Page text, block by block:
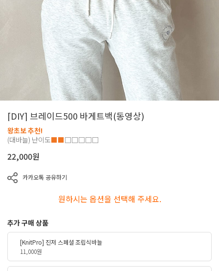
[DIY] 브레이드500 바게트백(동영상)
왕초보 추천!
(대바늘) 난이도■■□□□□□
22,000원
카카오톡 공유하기
원하시는 옵션을 선택해 주세요.
추가 구매 상품
[KnitPro] 진저 스페셜 조립식바늘
11,000원